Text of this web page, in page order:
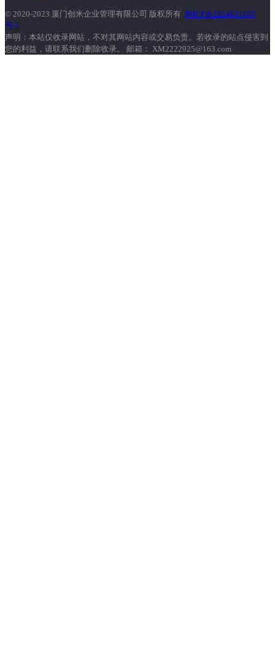
© 2020-2023 厦门创米企业管理有限公司 版权所有 闽ICP备2024031605
号-2
声明：本站仅收录网站，不对其网站内容或交易负责。若收录的站点侵害到
您的利益，请联系我们删除收录。 邮箱： XM2222925@163.com